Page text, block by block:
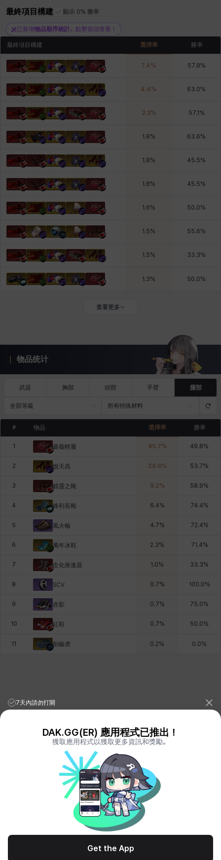
青燕 馬庫斯 馬格努斯
最終項目構建 顯示 0% 勝率
已新增物品順序統計。點擊箭頭查看！
最終項目構建 選擇率 勝率
7.4% 57.8%
4.4% 63.0%
2.3% 57.1 %
1.8% 63.6%
1.8% 45.5%
1.8% 45.5%
1.6% 50.0%
1.5% 55.6%
1.5% 33.3%
1.3% 50.0%
查看更多
物品统计
武器 胸部 頭部 手臂 腿部
全部等級 所有特殊材料
# 物品 選擇率 勝率
1 薔薇輕履 45.7% 49.8%
2 恨天高 28.6% 53.7%
3 精靈之靴 9.2% 58.9%
4 鋒利長靴 6.4% 74.4%
5 風火輪 4.7% 72.4%
6 萬年冰鞋 2.3% 71.4%
7 生化推進器 1.0% 33.3%
8 SCV 0.7% 100.0%
9 赤影 0.7% 75.0%
10 紅鞋 0.7% 50.0%
11 劍齒虎 0.2% 0.0%
League of Legends StatsPORO.GG
Teamfight Tactics Stats
LOLCHESS.GG
VALORANT.DAK.GG
PUBG.DAK.GG
Eternal Return StatsER.DAK.GG
Genshin Impact Stats
GENSHIN.DAK.GG
DEADLOCK.DAK.GG
Terms of Service Privacy Notice
© All Rights Reserved. Hosted by PlayXP Inc. Eternal Return and all related
logos are trademarks of Nimble Neuron, inc. or its affiliates.
7天內請勿打開
DAK.GG(ER) 應用程式已推出！
獲取應用程式以獲取更多資訊和獎勵。
Get the App